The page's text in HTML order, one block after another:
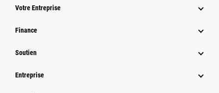
Votre Entreprise
Finance
Soutien
Entreprise